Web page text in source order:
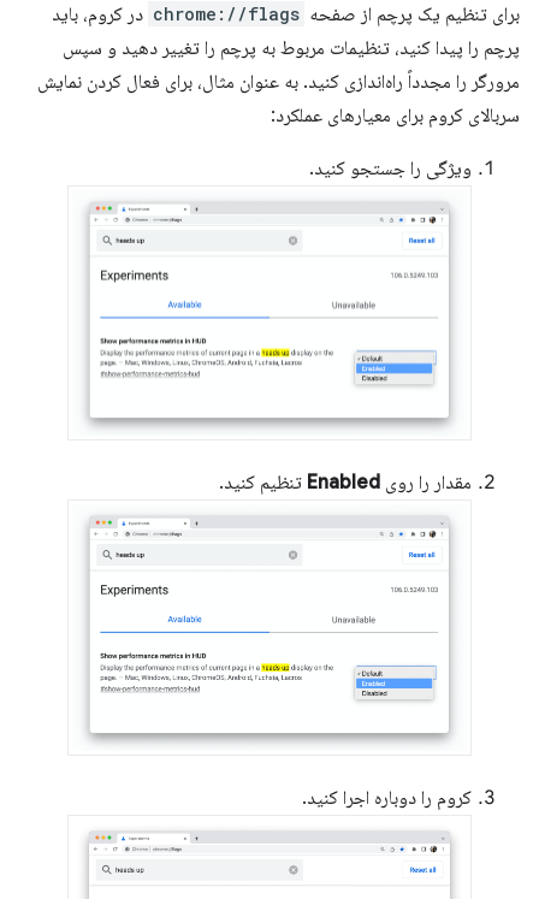
برای تنظیم یک پرچم از صفحه chrome://flags در کروم، باید
پرچم را پیدا کنید، تنظیمات مربوط به پرچم را تغییر دهید و سپس
مرورگر را مجدداً راه‌اندازی کنید. به عنوان مثال، برای فعال کردن نمایش
سربالای کروم برای معیارهای عملکرد:
ویژگی را جستجو کنید.
مقدار را روی Enabled تنظیم کنید.
کروم را دوباره اجرا کنید.